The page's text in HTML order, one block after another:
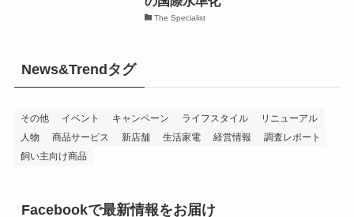
The Specialist
News&Trendタグ
その他 イベント キャンペーン ライフスタイル
リニューアル
人物
商品サービス 新店舗 生活家電 経営情報
調査レポート
飼い主向け商品
Facebookで最新情報をお届け